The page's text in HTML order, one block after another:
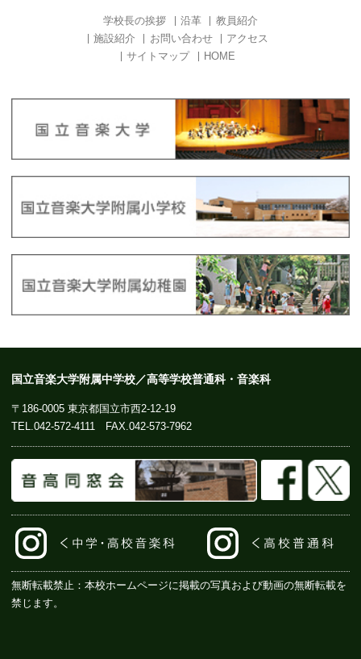
学校長の挨拶 沿革
教員紹介
施設紹介
お問い合わせ
アクセス
サイトマップ
HOME
国立音楽大学附属中学校／高等学校普通科・音楽科
〒186-0005 東京都国立市西2-12-19
TEL.042-572-4111 FAX.042-573-7962
無断転載禁止：本校ホームページに掲載の写真および動画の無断転載を
禁じます。